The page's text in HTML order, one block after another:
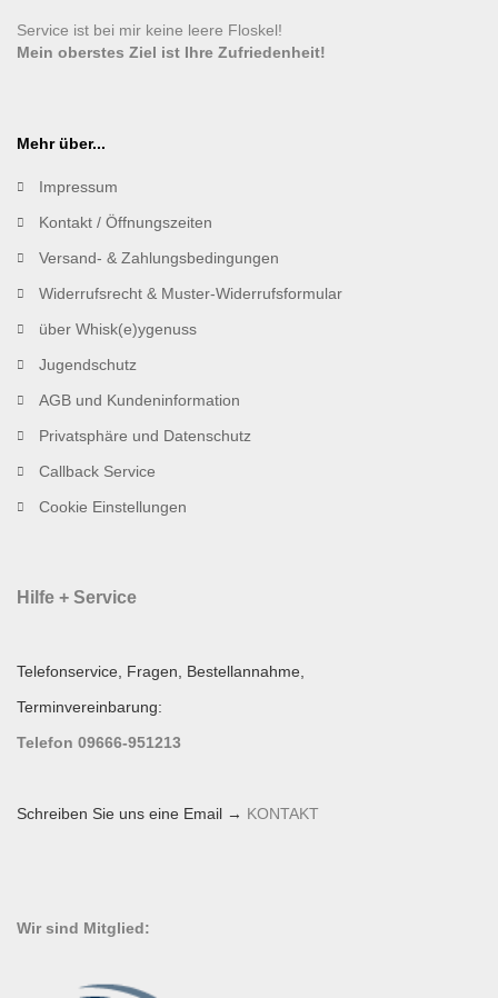
Service ist bei mir keine leere Floskel!
Mein oberstes Ziel ist Ihre Zufriedenheit!
Mehr über...
Impressum
Kontakt / Öffnungszeiten
Versand- & Zahlungsbedingungen
Widerrufsrecht & Muster-Widerrufsformular
über Whisk(e)ygenuss
Jugendschutz
AGB und Kundeninformation
Privatsphäre und Datenschutz
Callback Service
Cookie Einstellungen
Hilfe + Service
Telefonservice, Fragen, Bestellannahme,
Terminvereinbarung:
Telefon 09666-951213
Schreiben Sie uns eine Email → KONTAKT
Wir sind Mitglied: